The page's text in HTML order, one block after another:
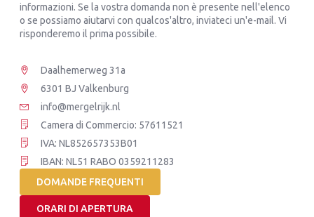
informazioni. Se la vostra domanda non è presente nell'elenco
o se possiamo aiutarvi con qualcos'altro, inviateci un'e-mail. Vi
risponderemo il prima possibile.
Daalhemerweg 31a
6301 BJ Valkenburg
info@mergelrijk.nl
Camera di Commercio: 57611521
IVA: NL852657353B01
IBAN: NL51 RABO 0359211283
DOMANDE FREQUENTI
ORARI DI APERTURA